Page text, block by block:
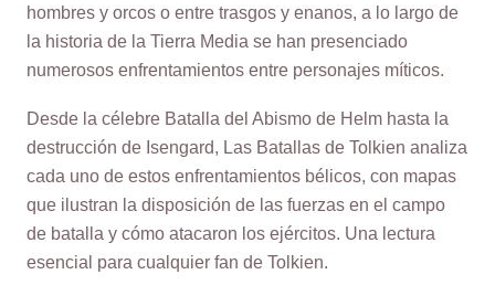
hombres y orcos o entre trasgos y enanos, a lo largo de
la historia de la Tierra Media se han presenciado
numerosos enfrentamientos entre personajes míticos.
Desde la célebre Batalla del Abismo de Helm hasta la
destrucción de Isengard, Las Batallas de Tolkien analiza
cada uno de estos enfrentamientos bélicos, con mapas
que ilustran la disposición de las fuerzas en el campo
de batalla y cómo atacaron los ejércitos. Una lectura
esencial para cualquier fan de Tolkien.